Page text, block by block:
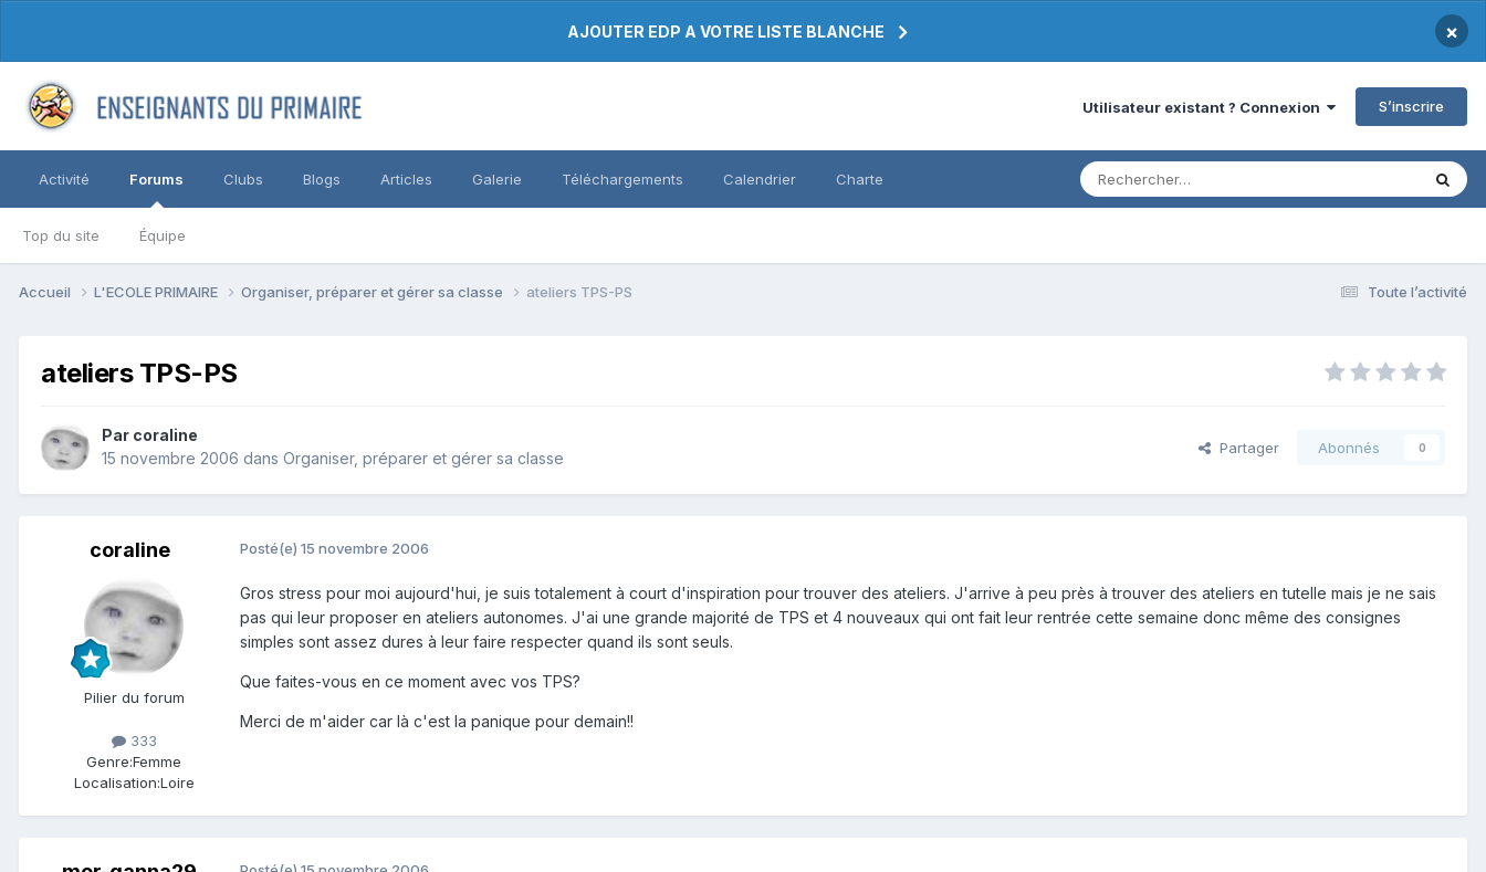
AJOUTER EDP A VOTRE LISTE BLANCHE ×
Utilisateur existant ? Connexion S’inscrire
Activité Forums
Top du site Équipe
Clubs Blogs Articles Galerie Téléchargements Calendrier Charte
Toute l’activité
Accueil L'ECOLE PRIMAIRE Organiser, préparer et gérer sa classe ateliers TPS-PS
ateliers TPS-PS
Par coraline
15 novembre 2006 dans Organiser, préparer et gérer sa classe
Partager Abonnés 0
coraline
Pilier du forum
333
Genre:Femme
Localisation:Loire
Posté(e) 15 novembre 2006
Gros stress pour moi aujourd'hui, je suis totalement à court d'inspiration pour trouver des ateliers. J'arrive à peu près à trouver des ateliers en tutelle mais je ne sais
pas qui leur proposer en ateliers autonomes. J'ai une grande majorité de TPS et 4 nouveaux qui ont fait leur rentrée cette semaine donc même des consignes
simples sont assez dures à leur faire respecter quand ils sont seuls.
Que faites-vous en ce moment avec vos TPS?
Merci de m'aider car là c'est la panique pour demain!!